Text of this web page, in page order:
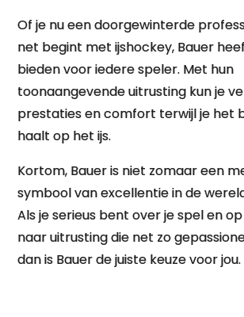
Of je nu een doorgewinterde
net begint met ijshockey, Bauer
bieden voor iedere speler. Met hun
toonaangevende uitrusting kun je
prestaties en comfort terwijl je het
haalt op het ijs.
Kortom, Bauer is niet zomaar een
symbool van excellentie in de
Als je serieus bent over je spel en
naar uitrusting die net zo
dan is Bauer de juiste keuze voor jou.